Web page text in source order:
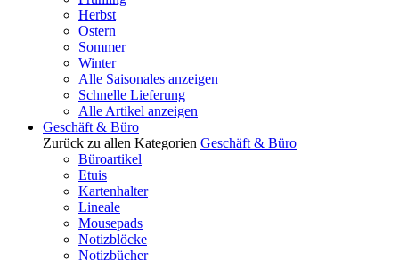
Herbst
Ostern
Sommer
Winter
Alle Saisonales anzeigen
Schnelle Lieferung
Alle Artikel anzeigen
Geschäft & Büro
Zurück zu allen Kategorien Geschäft & Büro
Büroartikel
Etuis
Kartenhalter
Lineale
Mousepads
Notizblöcke
Notizbücher